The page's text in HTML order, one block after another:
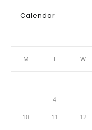
Calendar
M T W
4
10 11 12